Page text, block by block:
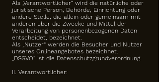
Als „Verantwortlicher“ wird die natürliche oder
juristische Person, Behörde, Einrichtung oder
andere Stelle, die allein oder gemeinsam mit
anderen über die Zwecke und Mittel der
Verarbeitung von personenbezogenen Daten
entscheidet, bezeichnet.
Als „Nutzer“ werden die Besucher und Nutzer
unseres Onlineangebotes bezeichnet.
„DSGVO“ ist die Datenschutzgrundverordnung.
II. Verantwortlicher: